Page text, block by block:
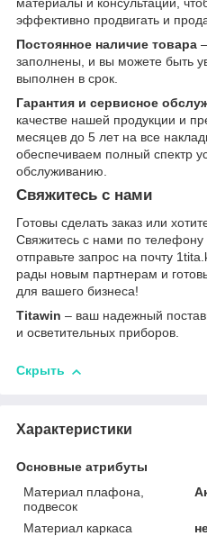
материалы и консультации,
эффективно продвигать и
Постоянное наличие товара
заполнены, и вы можете быть
выполнен в срок.
Гарантия и сервисное
качестве нашей продукции и
месяцев до 5 лет на все
обеспечиваем полный спектр
обслуживанию.
Свяжитесь с нами
Готовы сделать заказ или
Свяжитесь с нами по
отправьте запрос на почту
рады новым партнерам и
для вашего бизнеса!
Titawin – ваш надежный
и осветительных приборов.
Скрыть
Характеристики
Основные атрибуты
Материал плафона,
подвесок
Материал каркаса